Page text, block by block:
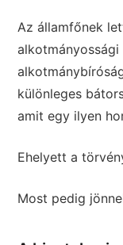
Az államfőnek
különleges
amit egy ilyen
Ehelyett a
Most pedig